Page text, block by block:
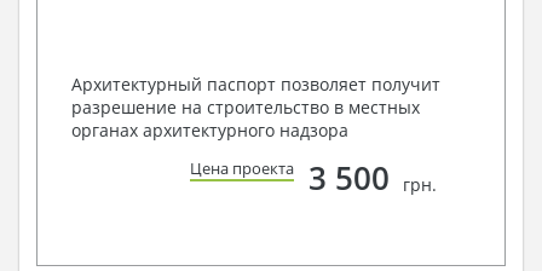
Архитектурный паспорт позволяет получит
разрешение на строительство в местных
органах архитектурного надзора
Цена проекта 3 500 грн.